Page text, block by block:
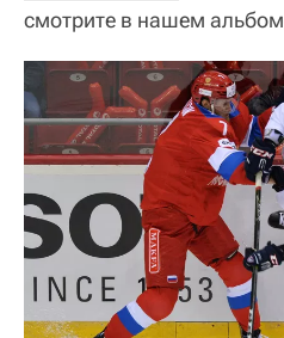
смотрите в нашем